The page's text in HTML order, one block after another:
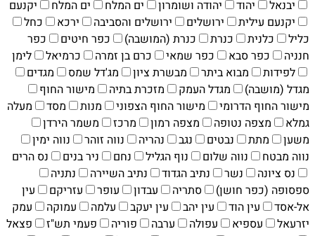
יבנאל
יהוד יהודה ושומרון ים המלח ים המלח
יקנעם
יקנעם עילית
ירושלים ירושלים והסביבה ירכא
כחל
כליל
כלנית כנרת כנרת (המושבה) כפר חיטים
כפר
חנניה
כפר סבא כפר שמאי כרם בן זמרה כרמיאל
לימן
לפידות
מבוא ביתר מבשרת ציון מג'דל שמס
מגדים
מגדל (מושבה)
מגדל העמק מזכרת בתיה
מישור החוף
מישור החוף הדרומי
מישור החוף הצפוני מנות מסד
מעלה
גמלא
מצפה נטופה מצפה רמון מרכז
משמר הירדן
משען
מתת נבטים נגב נהריה נווה זוהר
נווה ימין
נווה מבטח
נווה שלום נוף הגליל נחם ניר בנים
נס הרים
נס ציונה
נשר נתיב הגדוד נתיב השיירה
נתניה
ספסופה (כפר חושן)
סתריה עבדון עופר עזריקם
עין
אל-אסד
עין הוד עין יהב עין יעקב עלמה עמוקה
עמק
יזרעאל
עספיא עפולה ערבה פוריה פעמי תש"ז
פצאל